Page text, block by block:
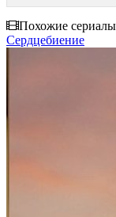
Похожие
Сердцебиение